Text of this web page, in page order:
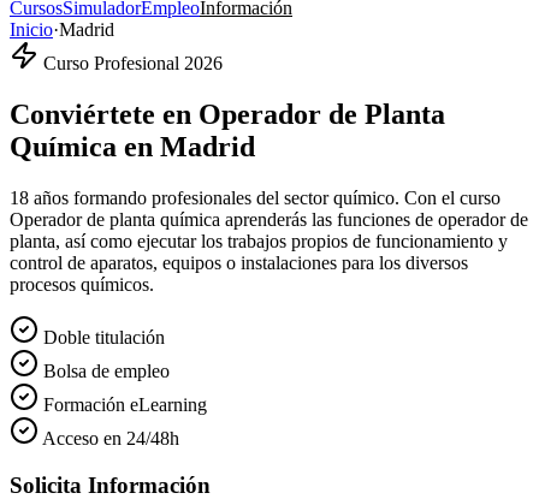
CursosSimuladorEmpleoInformación
Inicio·Madrid
Curso Profesional 2026
Conviértete en Operador de Planta
Química en Madrid
18 años formando profesionales del sector químico. Con el curso
Operador de planta química aprenderás las funciones de operador de
planta, así como ejecutar los trabajos propios de funcionamiento y
control de aparatos, equipos o instalaciones para los diversos
procesos químicos.
Doble titulación
Bolsa de empleo
Formación eLearning
Acceso en 24/48h
Solicita Información